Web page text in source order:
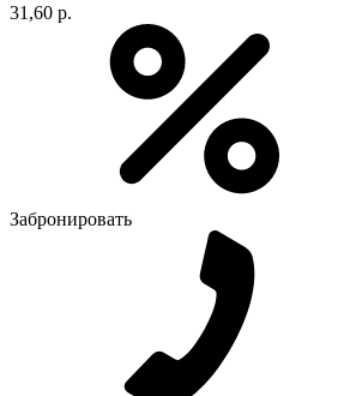
31,60 р.
Забронировать